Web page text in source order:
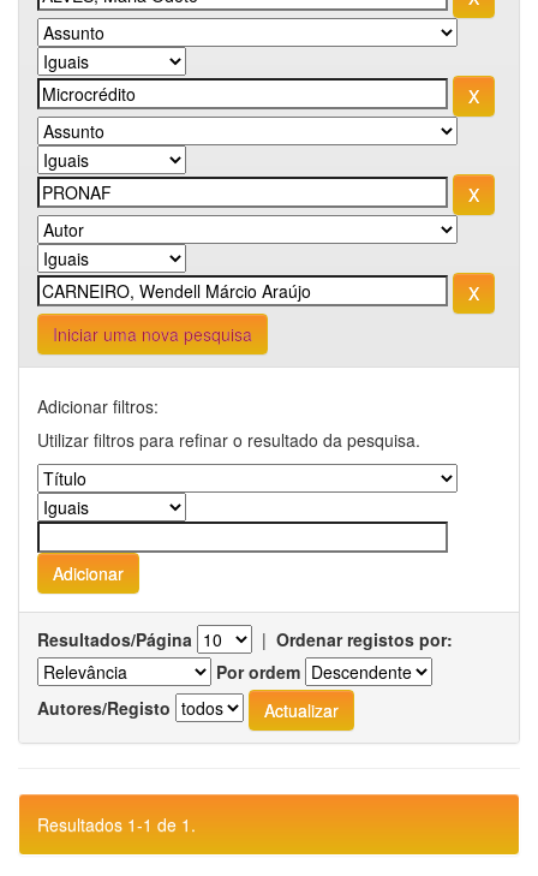
Iniciar uma nova pesquisa
Adicionar filtros:
Utilizar filtros para refinar o resultado da pesquisa.
Resultados/Página | Ordenar registos por:
Por ordem
Autores/Registo
Resultados 1-1 de 1.